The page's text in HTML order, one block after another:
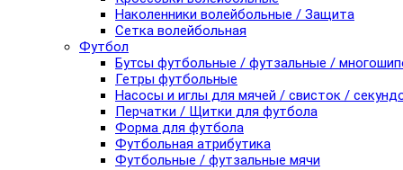
Наколенники волейбольные / Защита
Сетка волейбольная
Футбол
Бутсы футбольные / футзальные /
Гетры футбольные
Насосы и иглы для мячей / свисток /
Перчатки / Щитки для футбола
Форма для футбола
Футбольная атрибутика
Футбольные / футзальные мячи